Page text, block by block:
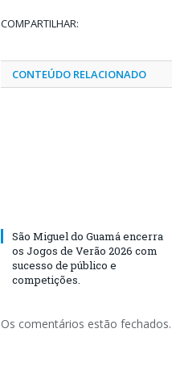
COMPARTILHAR:
CONTEÚDO RELACIONADO
São Miguel do Guamá encerra
os Jogos de Verão 2026 com
sucesso de público e
competições.
Os comentários estão fechados.